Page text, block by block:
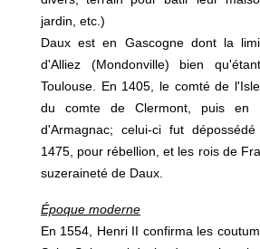
jardin, etc.)
Daux est en Gascogne dont la
d'Alliez (Mondonville) bien
Toulouse. En 1405, le comté de
du comte de Clermont, puis en
d'Armagnac; celui-ci fut
1475, pour rébellion, et les rois de
suzeraineté de Daux.
Époque moderne
En 1554, Henri II confirma les